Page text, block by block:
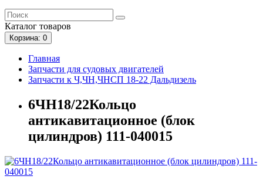
Каталог товаров
Корзина: 0
Главная
Запчасти для судовых двигателей
Запчасти к Ч,ЧН,ЧНСП 18-22 Дальдизель
6ЧН18/22Кольцо
антикавитационное (блок
цилиндров) 111-040015